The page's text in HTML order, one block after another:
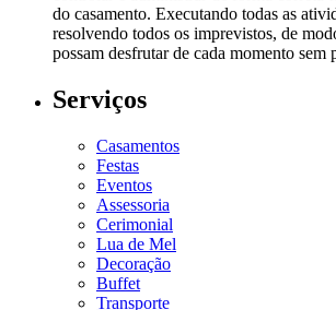
do casamento. Executando todas as
resolvendo todos os imprevistos, de
possam desfrutar de cada momento sem
Serviços
Casamentos
Festas
Eventos
Assessoria
Cerimonial
Lua de Mel
Decoração
Buffet
Transporte